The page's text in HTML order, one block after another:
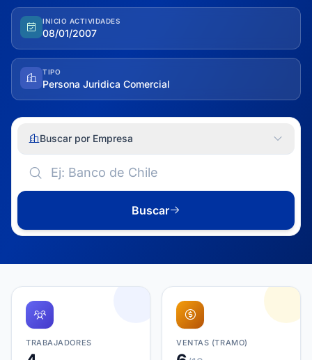
INICIO ACTIVIDADES
08/01/2007
TIPO
Persona Juridica Comercial
Buscar por Empresa
Buscar
TRABAJADORES VENTAS (TRAMO)